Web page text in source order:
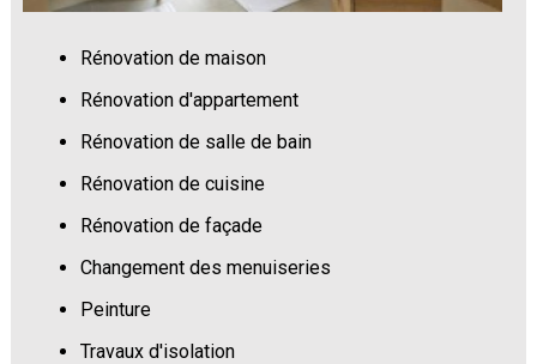
Rénovation de maison
Rénovation d'appartement
Rénovation de salle de bain
Rénovation de cuisine
Rénovation de façade
Changement des menuiseries
Peinture
Travaux d'isolation